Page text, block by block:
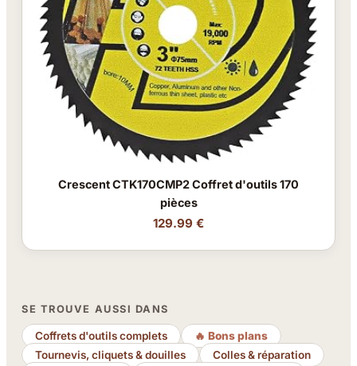
Crescent CTK170CMP2 Coffret d'outils 170
pièces
129.99 €
SE TROUVE AUSSI DANS
Coffrets d'outils complets
🔥 Bons plans
Tournevis, cliquets & douilles
Colles & réparation